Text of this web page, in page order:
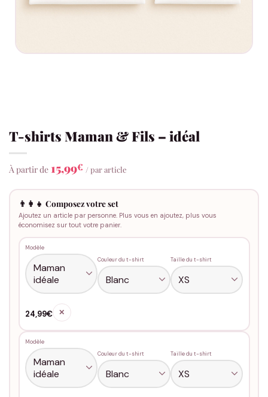
T-shirts Maman & Fils – idéal
À partir de 15,99€ / par article
👨‍👩‍👧 Composez votre set
Ajoutez un article par personne. Plus vous en ajoutez, plus vous
économisez sur tout votre panier.
Modèle
Couleur du t-shirt
Taille du t-shirt
24,99€ ✕
Modèle
Couleur du t-shirt
Taille du t-shirt